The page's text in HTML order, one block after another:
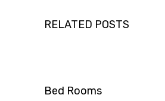
RELATED POSTS
Bed Rooms